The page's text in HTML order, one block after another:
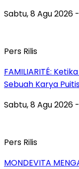
Sabtu, 8 Agu 2026
Pers Rilis
FAMILIARITÉ:
Sebuah Karya
Sabtu, 8 Agu 2026 -
Pers Rilis
MONDEVITA